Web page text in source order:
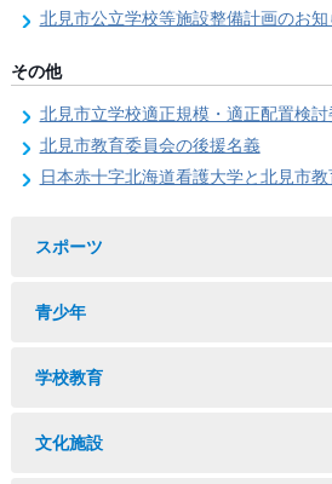
北見市公立学校等施設整備計画のお知
その他
北見市立学校適正規模・適正配置検討
北見市教育委員会の後援名義
日本赤十字北海道看護大学と北見市教育委員会と
スポーツ
青少年
学校教育
文化施設